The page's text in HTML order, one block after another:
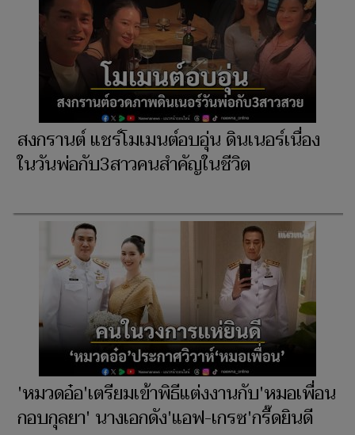
สงกรานต์ แชร์โมเมนต์อบอุ่น ดินเนอร์เนื่อง
ในวันพ่อกับ3สาวคนสำคัญในชีวิต
'หมวดอ๋อ'เตรียมเข้าพิธีแต่งงานกับ'หมอเพื่อน
กอบกุลยา' นางเอกดัง'แอฟ-เกรซ'กรี๊ดยินดี